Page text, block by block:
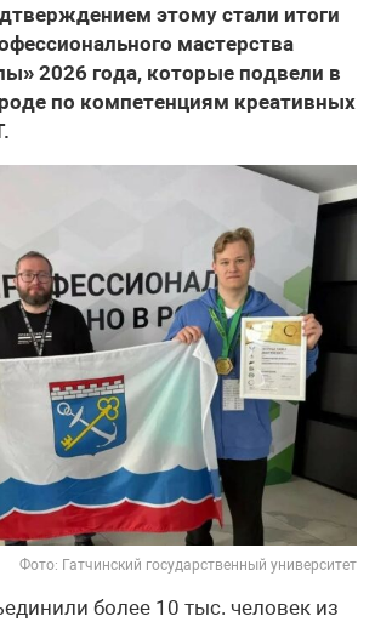
этому стали итоги
мастерства
2026 года, которые подвели в
по компетенциям креативных
Фото: Гатчинский государственный университет
более 10 тыс. человек из